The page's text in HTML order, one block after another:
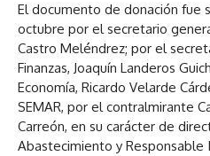
El documento de donación fue
octubre por el secretario
Castro Meléndrez; por el
Finanzas, Joaquín Landeros
Economía, Ricardo Velarde
SEMAR, por el contralmirante
Carreón, en su carácter de
Abastecimiento y Responsable